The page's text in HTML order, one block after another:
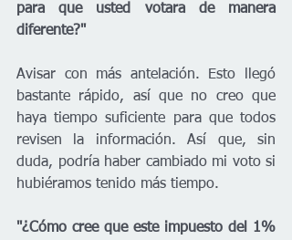
para que usted votara de manera
diferente?"
Avisar con más antelación. Esto llegó
bastante rápido, así que no creo que
haya tiempo suficiente para que todos
revisen la información. Así que, sin
duda, podría haber cambiado mi voto si
hubiéramos tenido más tiempo.
"¿Cómo cree que este impuesto del 1%